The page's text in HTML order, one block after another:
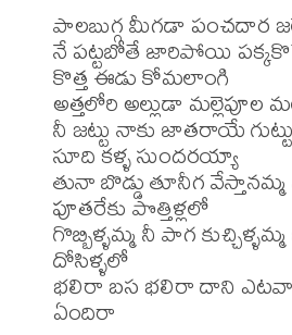
పాలబుగ్గ మీగడా పంచదార
నే పట్టబోతే జారిపోయి
కొత్త ఈడు కోమలాంగి
అత్తలోరి అల్లుడా మల్లెపూల
నీ జట్టు నాకు జాతరాయే
సూది కళ్ళ సుందరయ్యా
తునా బొడ్డు తూనీగ
పూతరేకు పొత్తిళ్లలో
గొబ్బిళ్ళమ్మ నీ పాగ
దోసిళ్ళలో
భలిరా బస భలిరా దాని
ఏందిరా